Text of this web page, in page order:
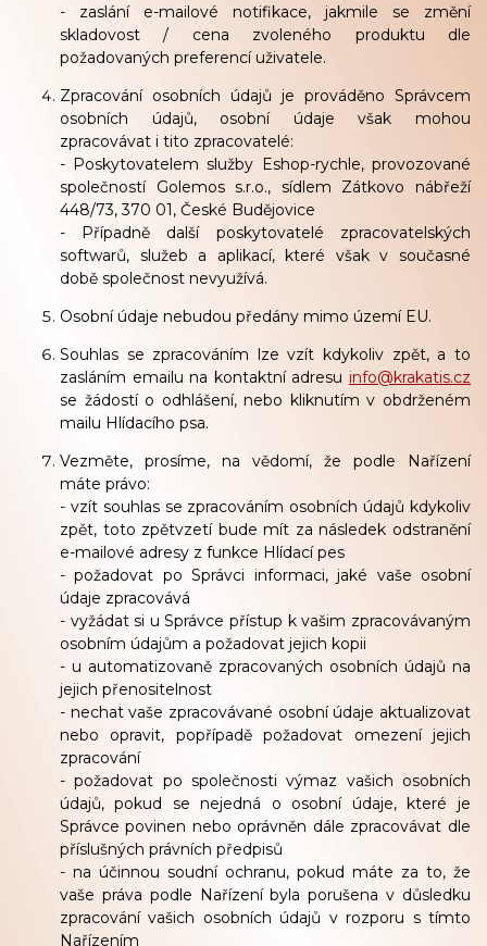
- zaslání e-mailové notifikace, jakmile se změní
skladovost / cena zvoleného produktu dle
požadovaných preferencí uživatele.
Zpracování osobních údajů je prováděno Správcem
osobních údajů, osobní údaje však mohou
zpracovávat i tito zpracovatelé:
- Poskytovatelem služby Eshop-rychle, provozované
společností Golemos s.r.o., sídlem Zátkovo nábřeží
448/73, 370 01, České Budějovice
- Případně další poskytovatelé zpracovatelských
softwarů, služeb a aplikací, které však v současné
době společnost nevyužívá.
Osobní údaje nebudou předány mimo území EU.
Souhlas se zpracováním lze vzít kdykoliv zpět, a to
zasláním emailu na kontaktní adresu info@krakatis.cz
se žádostí o odhlášení, nebo kliknutím v obdrženém
mailu Hlídacího psa.
Vezměte, prosíme, na vědomí, že podle Nařízení
máte právo:
- vzít souhlas se zpracováním osobních údajů kdykoliv
zpět, toto zpětvzetí bude mít za následek odstranění
e-mailové adresy z funkce Hlídací pes
- požadovat po Správci informaci, jaké vaše osobní
údaje zpracovává
- vyžádat si u Správce přístup k vašim zpracovávaným
osobním údajům a požadovat jejich kopii
- u automatizovaně zpracovaných osobních údajů na
jejich přenositelnost
- nechat vaše zpracovávané osobní údaje aktualizovat
nebo opravit, popřípadě požadovat omezení jejich
zpracování
- požadovat po společnosti výmaz vašich osobních
údajů, pokud se nejedná o osobní údaje, které je
Správce povinen nebo oprávněn dále zpracovávat dle
příslušných právních předpisů
- na účinnou soudní ochranu, pokud máte za to, že
vaše práva podle Nařízení byla porušena v důsledku
zpracování vašich osobních údajů v rozporu s tímto
Nařízením